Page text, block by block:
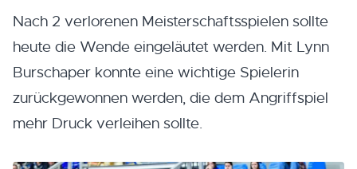
Nach 2 verlorenen Meisterschaftsspielen sollte
heute die Wende eingeläutet werden. Mit Lynn
Burschaper konnte eine wichtige Spielerin
zurückgewonnen werden, die dem Angriffspiel
mehr Druck verleihen sollte.